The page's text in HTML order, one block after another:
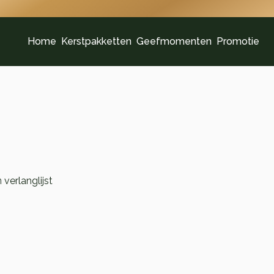
Home Kerstpakketten Geefmomenten Promotie
verlanglijst